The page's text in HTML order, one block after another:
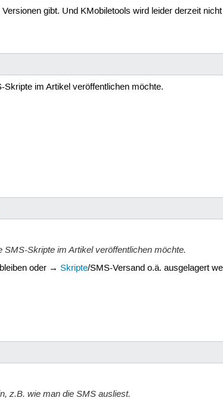
gibt. Und KMobiletools wird leider derzeit
Skripte im Artikel veröffentlichen möchte.
SMS-Skripte im Artikel veröffentlichen möchte.
oder → Skripte/SMS-Versand o.ä. ausgelagert
z.B. wie man die SMS ausliest.